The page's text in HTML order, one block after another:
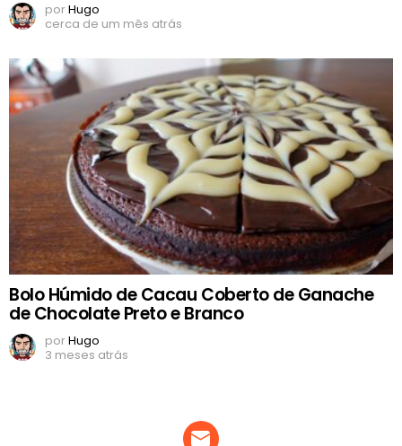
porHugo
cerca de um mês atrás
Bolo Húmido de Cacau Coberto de Ganache
de Chocolate Preto e Branco
porHugo
3 meses atrás